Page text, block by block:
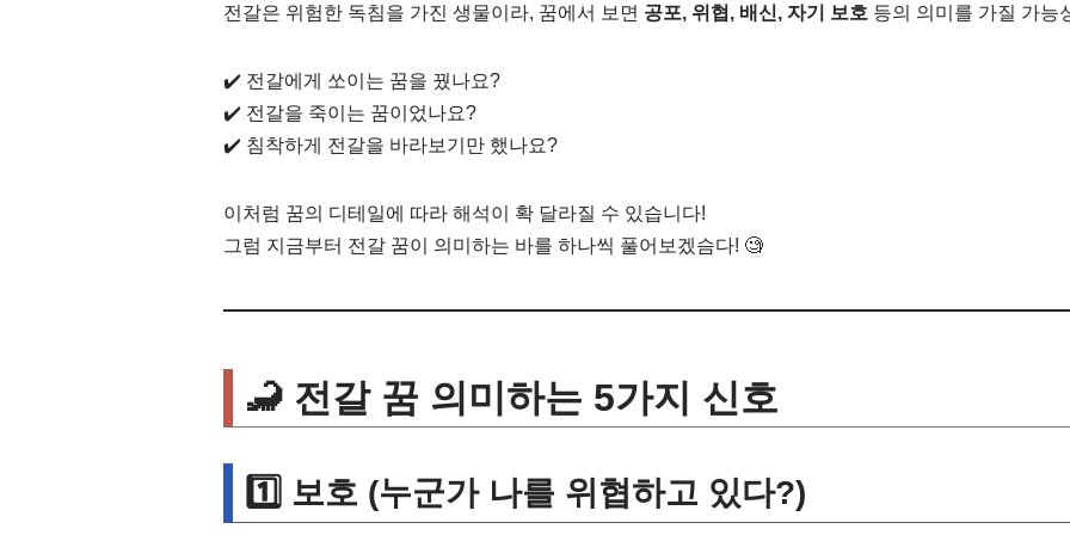
전갈은 위험한 독침을 가진 생물이라, 꿈에서 보면 공포, 위협, 배신, 자기 보호 등의 의미를 가질 가능
✔️ 전갈에게 쏘이는 꿈을 꿨나요?
✔️ 전갈을 죽이는 꿈이었나요?
✔️ 침착하게 전갈을 바라보기만 했나요?
이처럼 꿈의 디테일에 따라 해석이 확 달라질 수 있습니다!
그럼 지금부터 전갈 꿈이 의미하는 바를 하나씩 풀어보겠슴다! 🧐
🦂 전갈 꿈 의미하는 5가지 신호
1️⃣ 보호 (누군가 나를 위협하고 있다?)